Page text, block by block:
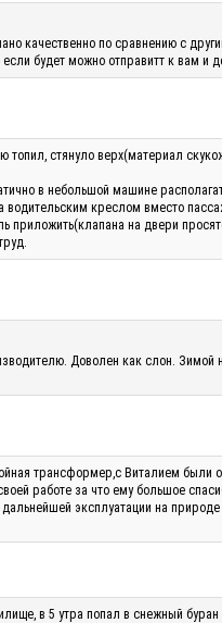
качественно по сравнению с
будет можно отправитт к вам и
стянуло верх(материал
в небольшой машине
креслом вместо
приложить(клапана на двери
Доволен как слон.
трансформер,с Виталием
работе за что ему большое
эксплуатации на
в 5 утра попал в снежный